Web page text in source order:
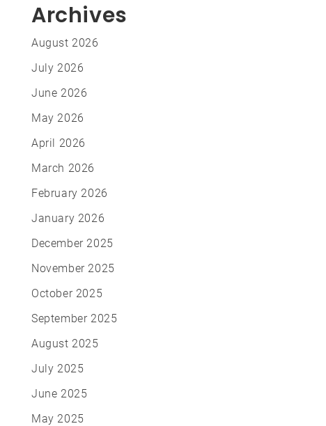
Archives
August 2026
July 2026
June 2026
May 2026
April 2026
March 2026
February 2026
January 2026
December 2025
November 2025
October 2025
September 2025
August 2025
July 2025
June 2025
May 2025